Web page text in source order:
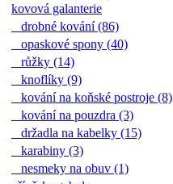
kovová galanterie
drobné kování (86)
opaskové spony (40)
růžky (14)
knoflíky (9)
kování na koňské postroje (8)
kování na pouzdra (3)
držadla na kabelky (15)
karabiny (3)
nesmeky na obuv (1)